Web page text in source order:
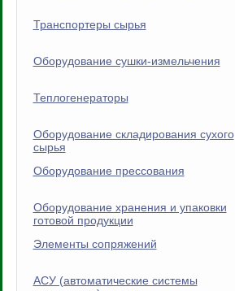
Транспортеры сырья
Оборудование сушки-измельчения
Теплогенераторы
Оборудование складирования сухого
сырья
Оборудование прессования
Оборудование хранения и упаковки
готовой продукции
Элементы сопряжений
АСУ (автоматические системы